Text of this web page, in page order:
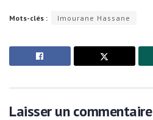
Mots-clés : Imourane Hassane
Laisser un commentaire